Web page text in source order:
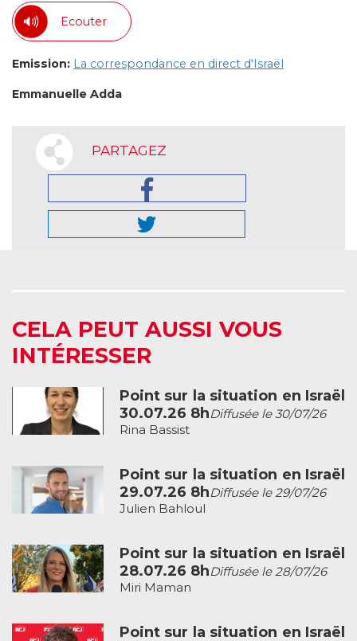
Ecouter
Emission: La correspondance en direct d'Israël
Emmanuelle Adda
PARTAGEZ
CELA PEUT AUSSI VOUS
INTÉRESSER
Point sur la situation en Israël
30.07.26 8hDiffusée le 30/07/26
Rina Bassist
Point sur la situation en Israël
29.07.26 8hDiffusée le 29/07/26
Julien Bahloul
Point sur la situation en Israël
28.07.26 8hDiffusée le 28/07/26
Miri Maman
Point sur la situation en Israël